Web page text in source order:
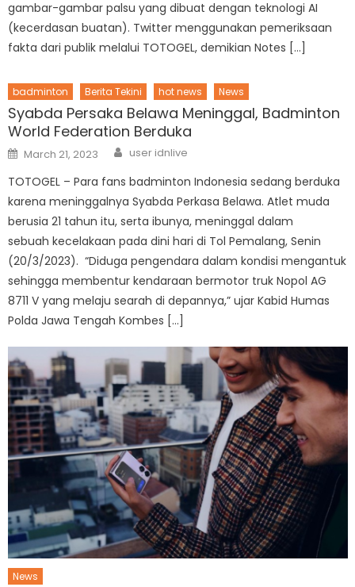
gambar-gambar palsu yang dibuat dengan teknologi AI
(kecerdasan buatan). Twitter menggunakan pemeriksaan
fakta dari publik melalui TOTOGEL, demikian Notes […]
badminton Berita Tekini hot news News
Syabda Persaka Belawa Meninggal, Badminton
World Federation Berduka
Posted
on
March 21, 2023 Author
user idnlive
TOTOGEL – Para fans badminton Indonesia sedang berduka
karena meninggalnya Syabda Perkasa Belawa. Atlet muda
berusia 21 tahun itu, serta ibunya, meninggal dalam
sebuah kecelakaan pada dini hari di Tol Pemalang, Senin
(20/3/2023). “Diduga pengendara dalam kondisi mengantuk
sehingga membentur kendaraan bermotor truk Nopol AG
8711 V yang melaju searah di depannya,” ujar Kabid Humas
Polda Jawa Tengah Kombes […]
News